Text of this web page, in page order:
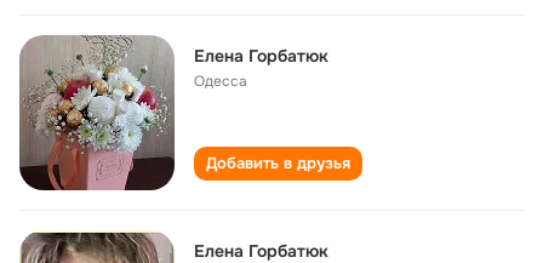
Елена Горбатюк
Одесса
Добавить в друзья
Елена Горбатюк